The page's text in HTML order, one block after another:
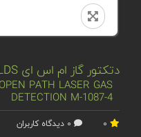
دتکتور گاز ام اس ای Senscient ELDS مدل M-1087-4
PATH LASER GAS
DETECTION M-1087-4